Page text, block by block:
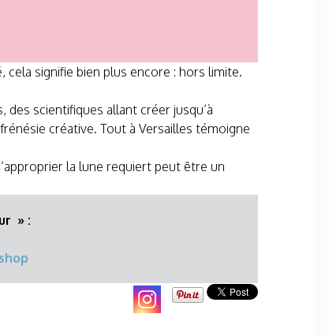
cela signifie bien plus encore : hors limite.
des scientifiques allant créer jusqu’à
créative. Tout à Versailles témoigne
la lune requiert peut être un
» :